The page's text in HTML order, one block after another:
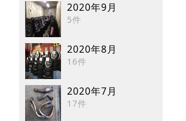
2020年9月
5件
2020年8月
16件
2020年7月
17件